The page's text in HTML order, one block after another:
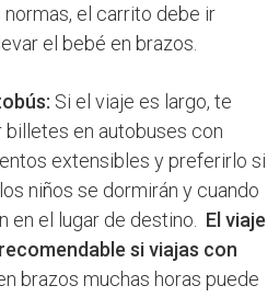
normas, el carrito debe ir
el bebé en brazos.
Si el viaje es largo, te
en autobuses con
extensibles y preferirlo si
niños se dormirán y cuando
en el lugar de destino. El viaje
si viajas con
brazos muchas horas puede